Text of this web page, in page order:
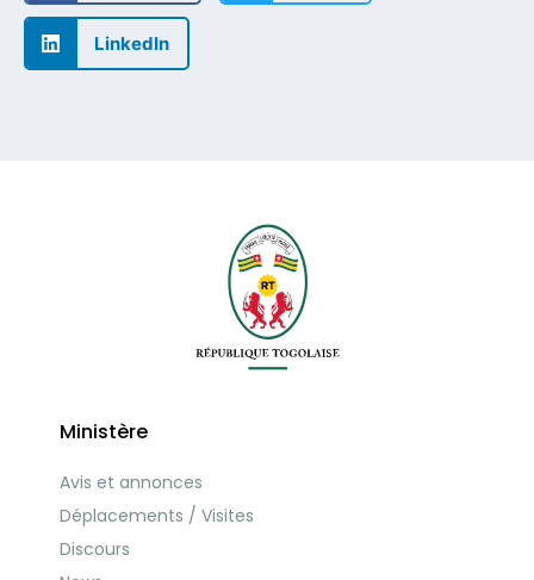
LinkedIn
Ministère
Avis et annonces
Déplacements / Visites
Discours